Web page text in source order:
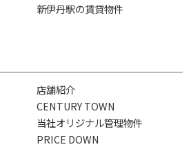
新伊丹駅の賃貸物件
店舗紹介
CENTURY TOWN
当社オリジナル管理物件
PRICE DOWN